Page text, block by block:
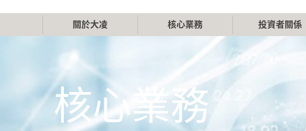
Main
navigation
關於大凌 核心業務 投資者關係
核心業務